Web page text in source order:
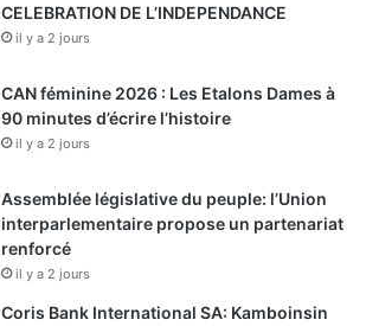
CELEBRATION DE L’INDEPENDANCE
il y a 2 jours
CAN féminine 2026 : Les Etalons Dames à
90 minutes d’écrire l’histoire
il y a 2 jours
Assemblée législative du peuple: l’Union
interparlementaire propose un partenariat
renforcé
il y a 2 jours
Coris Bank International SA: Kamboinsin